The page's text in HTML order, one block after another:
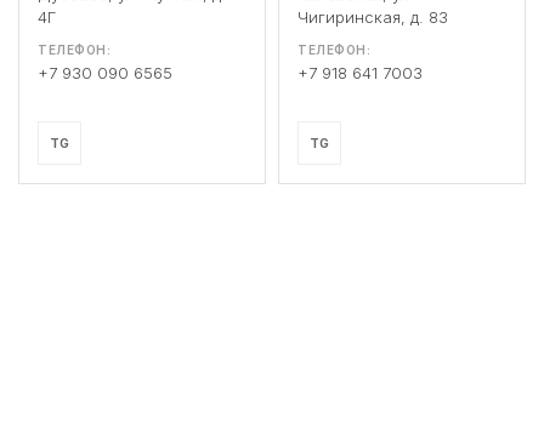
4Г
ТЕЛЕФОН:
+7 930 090 6565
TG
Чигиринская, д. 83
ТЕЛЕФОН:
+7 918 641 7003
TG